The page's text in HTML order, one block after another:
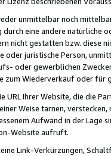
unmittelbar noch
eine andere natürliche
nicht gestatten bzw. diese
oder juristische Person,
oder gewerblichen
zum Wiederverkauf oder für
URL Ihrer Website, die die
Weise tarnen,
Aufwand in der Lage
Website aufruft.
Link-Verkürzungen,